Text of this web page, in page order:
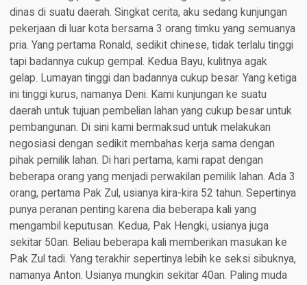
dinas di suatu daerah. Singkat cerita, aku sedang kunjungan
pekerjaan di luar kota bersama 3 orang timku yang semuanya
pria. Yang pertama Ronald, sedikit chinese, tidak terlalu tinggi
tapi badannya cukup gempal. Kedua Bayu, kulitnya agak
gelap. Lumayan tinggi dan badannya cukup besar. Yang ketiga
ini tinggi kurus, namanya Deni. Kami kunjungan ke suatu
daerah untuk tujuan pembelian lahan yang cukup besar untuk
pembangunan. Di sini kami bermaksud untuk melakukan
negosiasi dengan sedikit membahas kerja sama dengan
pihak pemilik lahan. Di hari pertama, kami rapat dengan
beberapa orang yang menjadi perwakilan pemilik lahan. Ada 3
orang, pertama Pak Zul, usianya kira-kira 52 tahun. Sepertinya
punya peranan penting karena dia beberapa kali yang
mengambil keputusan. Kedua, Pak Hengki, usianya juga
sekitar 50an. Beliau beberapa kali memberikan masukan ke
Pak Zul tadi. Yang terakhir sepertinya lebih ke seksi sibuknya,
namanya Anton. Usianya mungkin sekitar 40an. Paling muda